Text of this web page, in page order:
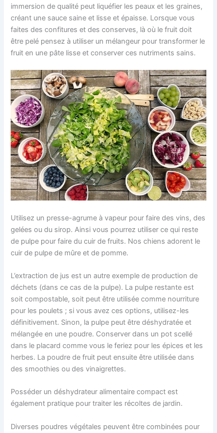
immersion de qualité peut liquéfier les peaux et les graines,
créant une sauce saine et lisse et épaisse. Lorsque vous
faites des confitures et des conserves, là où le fruit doit
être pelé pensez à utiliser un mélangeur pour transformer le
fruit en une pâte lisse et conserver ces nutriments sains.
Utilisez un presse-agrume à vapeur pour faire des vins, des
gelées ou du sirop. Ainsi vous pourrez utiliser ce qui reste
de pulpe pour faire du cuir de fruits. Nos chiens adorent le
cuir de pulpe de mûre et de pomme.
L’extraction de jus est un autre exemple de production de
déchets (dans ce cas de la pulpe). La pulpe restante est
soit compostable, soit peut être utilisée comme nourriture
pour les poulets ; si vous avez ces options, utilisez-les
définitivement. Sinon, la pulpe peut être déshydratée et
mélangée en une poudre. Conserver dans un pot scellé
dans le placard comme vous le feriez pour les épices et les
herbes. La poudre de fruit peut ensuite être utilisée dans
des smoothies ou des vinaigrettes.
Posséder un déshydrateur alimentaire compact est
également pratique pour traiter les récoltes de jardin.
Diverses poudres végétales peuvent être combinées pour